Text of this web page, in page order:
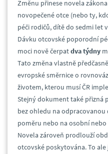
Změnu přinese novela
novopečené otce (nebo ty,
péči rodičů, dítě do sedmi let
Dávku otcovské poporodní
moci nově čerpatdva týdny
Tato změna vlastně
evropské směrnice o
životem, kterou musí ČR
Stejný dokument také přizná
bez ohledu na
poměru nebo na osobní
Novela zároveň prodlouží
otcovské poskytována. To